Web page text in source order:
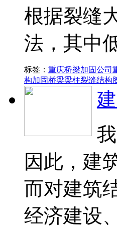
根据裂缝
法，其中
标签： 重庆桥梁加固公司
构加固桥梁梁柱裂缝结构
因此，建
而对建筑
经济建设